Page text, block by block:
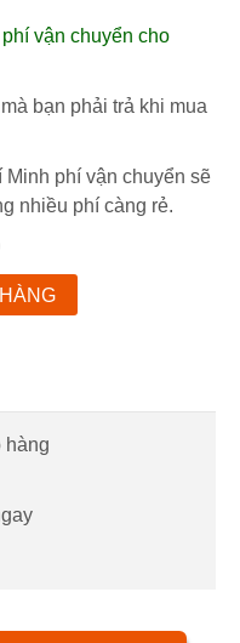
vận chuyển cho
bạn phải trả khi mua
phí vận chuyển sẽ
nhiều phí càng rẻ.
hàng